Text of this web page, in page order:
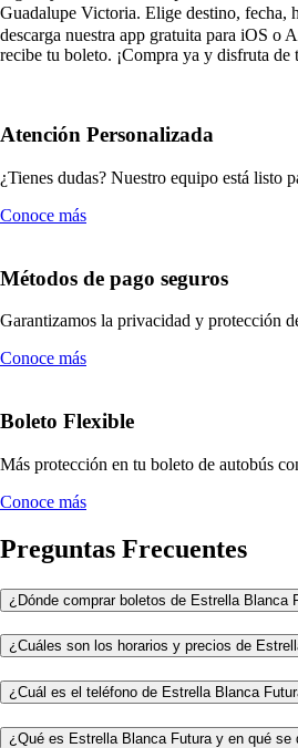
Guadalupe Victoria. Elige destino, fecha,
descarga nuestra app gratuita para iOS o
recibe tu boleto. ¡Compra ya y disfruta de
Atención Personalizada
¿Tienes dudas? Nuestro equipo está listo
Conoce más
Métodos de pago seguros
Garantizamos la privacidad y protección
Conoce más
Boleto Flexible
Más protección en tu boleto de autobús
Conoce más
Preguntas Frecuentes
¿Dónde comprar boletos de Estrella Blanca
¿Cuáles son los horarios y precios de
¿Cuál es el teléfono de Estrella Blanca
¿Qué es Estrella Blanca Futura y en qué